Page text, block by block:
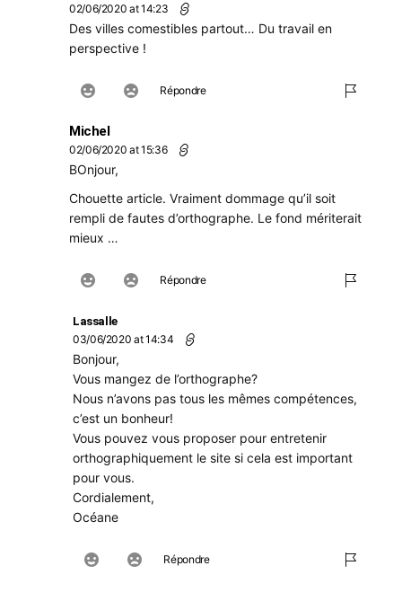
02/06/2020 at 14:23
Des villes comestibles partout… Du travail en
perspective !
Répondre
Michel
02/06/2020 at 15:36
BOnjour,
Chouette article. Vraiment dommage qu’il soit
rempli de fautes d’orthographe. Le fond mériterait
mieux …
Répondre
Lassalle
03/06/2020 at 14:34
Bonjour,
Vous mangez de l’orthographe?
Nous n’avons pas tous les mêmes compétences,
c’est un bonheur!
Vous pouvez vous proposer pour entretenir
orthographiquement le site si cela est important
pour vous.
Cordialement,
Océane
Répondre